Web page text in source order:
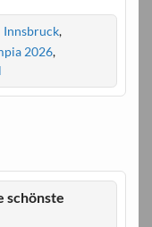
Innsbruck,
2026,
schönste